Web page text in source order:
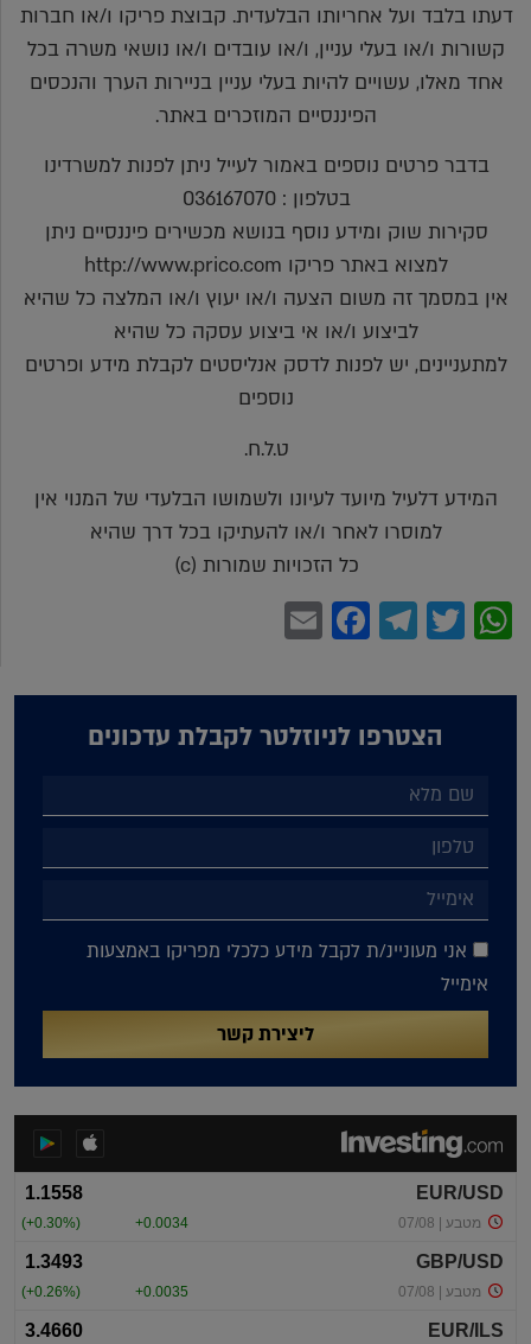
דעתו בלבד ועל אחריותו הבלעדית. קבוצת פריקו ו/או חברות
קשורות ו/או בעלי עניין, ו/או עובדים ו/או נושאי משרה בכל
אחד מאלו, עשויים להיות בעלי עניין בניירות הערך והנכסים
הפיננסיים המוזכרים באתר.
בדבר פרטים נוספים באמור לעייל ניתן לפנות למשרדינו
בטלפון : 036167070
סקירות שוק ומידע נוסף בנושא מכשירים פיננסיים ניתן
למצוא באתר פריקו http://www.prico.com
אין במסמך זה משום הצעה ו/או יעוץ ו/או המלצה כל שהיא
לביצוע ו/או אי ביצוע עסקה כל שהיא
למתעניינים, יש לפנות לדסק אנליסטים לקבלת מידע ופרטים
נוספים
ט.ל.ח.
המידע דלעיל מיועד לעיונו ולשמושו הבלעדי של המנוי אין
למוסרו לאחר ו/או להעתיקו בכל דרך שהיא
כל הזכויות שמורות (c)
WhatsApp
Twitter
Telegram
Facebook
הצטרפו לניוזלטר לקבלת עדכונים
אני מעוניינ/ת לקבל מידע כלכלי מפריקו באמצעות
אימייל
ליצירת קשר